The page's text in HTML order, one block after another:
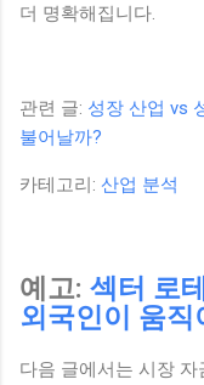
더 명확해집니다.
관련 글: 성장 산업 vs
불어날까?
카테고리: 산업 분석
예고: 섹터 로
외국인이 움직
다음 글에서는 시장